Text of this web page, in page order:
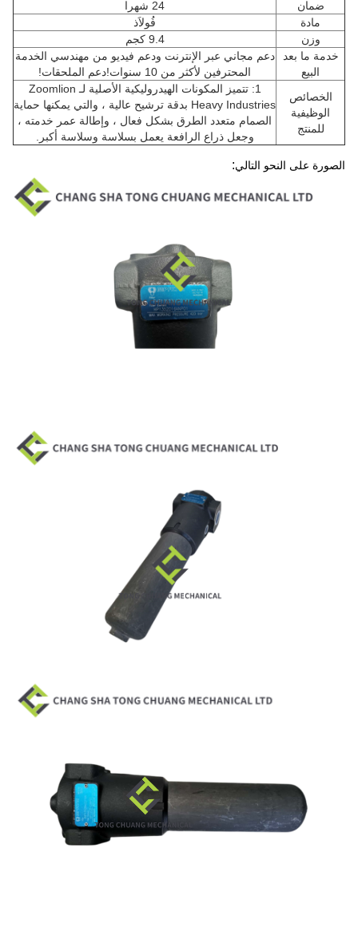
ضمان
24 شهرا
مادة
فُولاَذ
وزن
9.4 كجم
خدمة ما بعد
البيع
دعم مجاني عبر الإنترنت ودعم فيديو من مهندسي الخدمة
المحترفين لأكثر من 10 سنوات!دعم الملحقات!
الخصائص
الوظيفية
للمنتج
1: تتميز المكونات الهيدروليكية الأصلية لـ Zoomlion
Heavy Industries بدقة ترشيح عالية ، والتي يمكنها حماية
الصمام متعدد الطرق بشكل فعال ، وإطالة عمر خدمته ،
وجعل ذراع الرافعة يعمل بسلاسة وسلاسة أكبر.
الصورة على النحو التالي: